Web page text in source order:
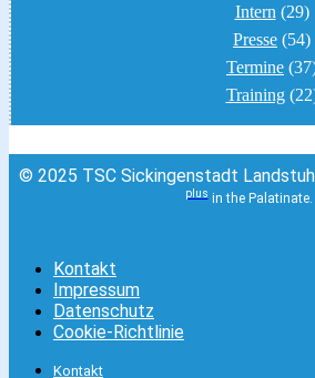
Intern (29)
Presse (54)
Termine
Training
© 2025 TSC Sickingenstadt
plusin the Palatinate.
Kontakt
Impressum
Datenschutz
Cookie-Richtlinie
Kontakt